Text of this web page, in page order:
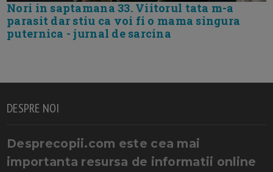
Nori in saptamana 33. Viitorul tata m-a
parasit dar stiu ca voi fi o mama singura
puternica - jurnal de sarcina
DESPRE NOI
Desprecopii.com este cea mai
importanta resursa de informatii online